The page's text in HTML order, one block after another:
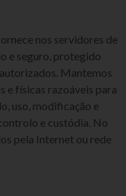
nos servidores de
e seguro, protegido
Mantemos
e físicas razoáveis para
uso, modificação e
e custódia. No
pela Internet ou rede